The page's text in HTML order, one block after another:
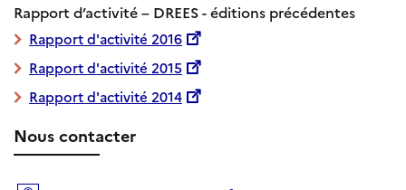
Rapport d’activité – DREES - éditions précédentes
Rapport d'activité 2016
Rapport d'activité 2015
Rapport d'activité 2014
Nous contacter